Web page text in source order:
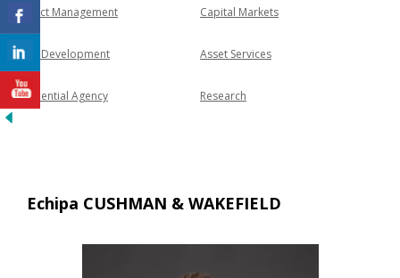
Project Management Capital Markets
Land Development Asset Services
Residential Agency Research
Echipa CUSHMAN & WAKEFIELD